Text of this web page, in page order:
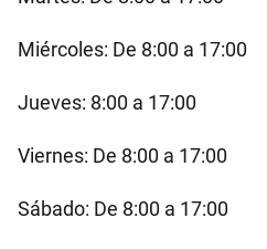
Miércoles: De 8:00 a 17:00
Jueves: 8:00 a 17:00
Viernes: De 8:00 a 17:00
Sábado: De 8:00 a 17:00